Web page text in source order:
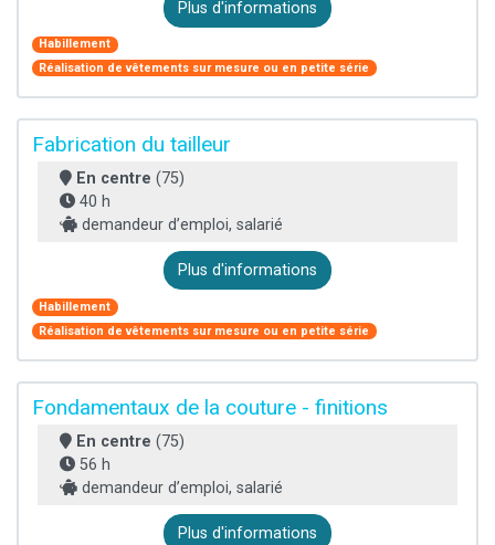
Plus d'informations
Habillement
Réalisation de vêtements sur mesure ou en petite série
Fabrication du tailleur
En centre (75)
40 h
demandeur d’emploi, salarié
Plus d'informations
Habillement
Réalisation de vêtements sur mesure ou en petite série
Fondamentaux de la couture - finitions
En centre (75)
56 h
demandeur d’emploi, salarié
Plus d'informations